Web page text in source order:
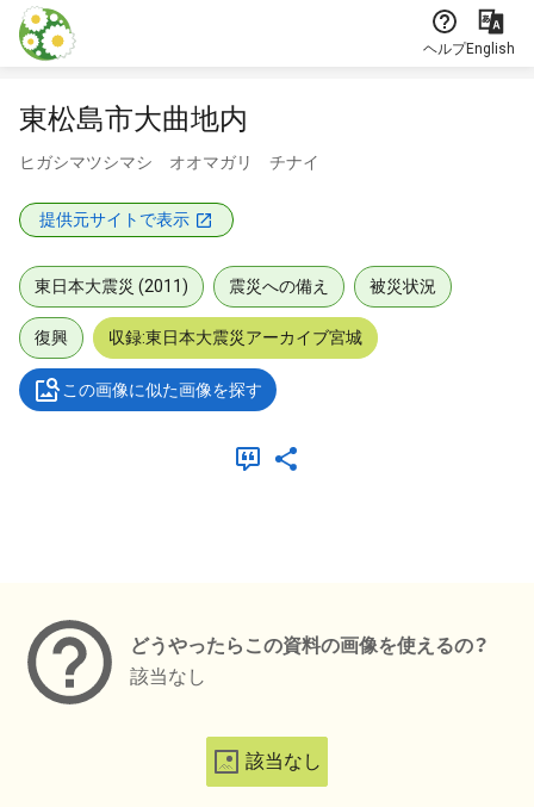
本文に飛ぶ
ヘルプEnglish
東松島市大曲地内
ヒガシマツシマシ オオマガリ チナイ
提供元サイトで表示
東日本大震災 (2011) 震災への備え 被災状況
復興 収録:東日本大震災アーカイブ宮城
この画像に似た画像を探す
どうやったらこの資料の画像を使えるの？
該当なし
該当なし